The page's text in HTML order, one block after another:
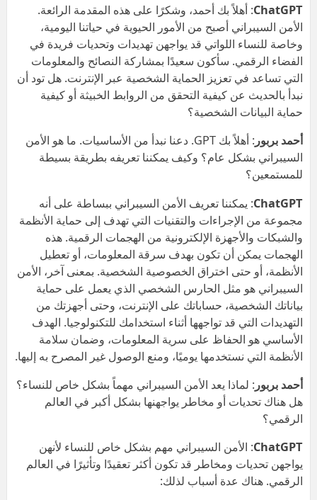
ChatGPT: أهلاً بك أحمد، وشكرًا على هذه المقدمة الرائعة.
الأمن السيبراني أصبح من الأمور الحيوية في حياتنا اليومية،
وخاصة للنساء اللواتي قد يواجهن تهديدات وتحديات فريدة في
الفضاء الرقمي. سأكون سعيدًا بمشاركة النصائح والمعلومات
التي تساعد في تعزيز الحماية الشخصية عبر الإنترنت. هل تود أن
نبدأ بالحديث عن كيفية التحقق من الروابط الخبيثة أو كيفية
حماية البيانات الشخصية؟
أحمد بربور
: أهلاً بك GPT. دعنا نبدأ من الأساسيات. ما هو الأمن
السيبراني بشكل عام؟ وكيف يمكننا تعريفه بطريقة بسيطة
للمستمعين؟
ChatGPT: يمكننا تعريف الأمن السيبراني ببساطة على أنه
مجموعة من الإجراءات والتقنيات التي تهدف إلى حماية الأنظمة
والشبكات والأجهزة الإلكترونية من الهجمات الرقمية. هذه
الهجمات يمكن أن تكون بهدف سرقة المعلومات، أو تعطيل
الأنظمة، أو حتى اختراق الخصوصية الشخصية. بمعنى آخر، الأمن
السيبراني هو مثل الحارس الشخصي الذي يعمل على حماية
بياناتك الشخصية، حساباتك على الإنترنت، وحتى أجهزتك من
التهديدات التي قد تواجهها أثناء استخدامك للتكنولوجيا. الهدف
الأساسي هو الحفاظ على سرية المعلومات، وضمان سلامة
الأنظمة التي نستخدمها يوميًا، ومنع الوصول غير المصرح به إليها.
أحمد بربور : لماذا يعد الأمن السيبراني مهماً بشكل خاص للنساء؟
هل هناك تحديات أو مخاطر يواجهنها بشكل أكبر في العالم
الرقمي؟
ChatGPT: الأمن السيبراني مهم بشكل خاص للنساء لأنهن
يواجهن تحديات ومخاطر قد تكون أكثر تعقيدًا وتأثيرًا في العالم
الرقمي. هناك عدة أسباب لذلك: